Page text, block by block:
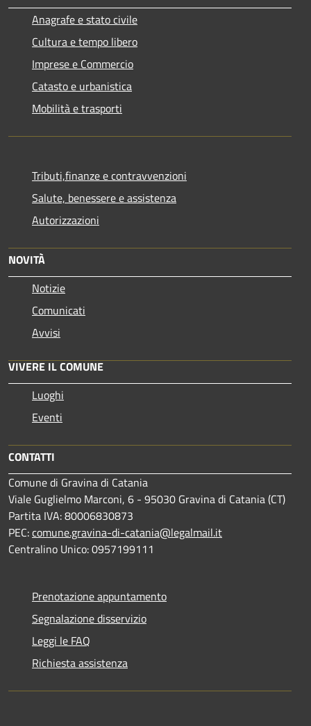
Anagrafe e stato civile
Cultura e tempo libero
Imprese e Commercio
Catasto e urbanistica
Mobilità e trasporti
Tributi,finanze e contravvenzioni
Salute, benessere e assistenza
Autorizzazioni
NOVITÀ
Notizie
Comunicati
Avvisi
VIVERE IL COMUNE
Luoghi
Eventi
CONTATTI
Comune di Gravina di Catania
Viale Guglielmo Marconi, 6 - 95030 Gravina di Catania (CT)
Partita IVA: 80006830873
PEC:comune.gravina-di-catania@legalmail.it
Centralino Unico: 0957199111
Prenotazione appuntamento
Segnalazione disservizio
Leggi le FAQ
Richiesta assistenza